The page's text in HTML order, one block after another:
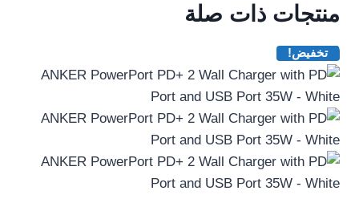
منتجات ذات صلة
تخفيض!